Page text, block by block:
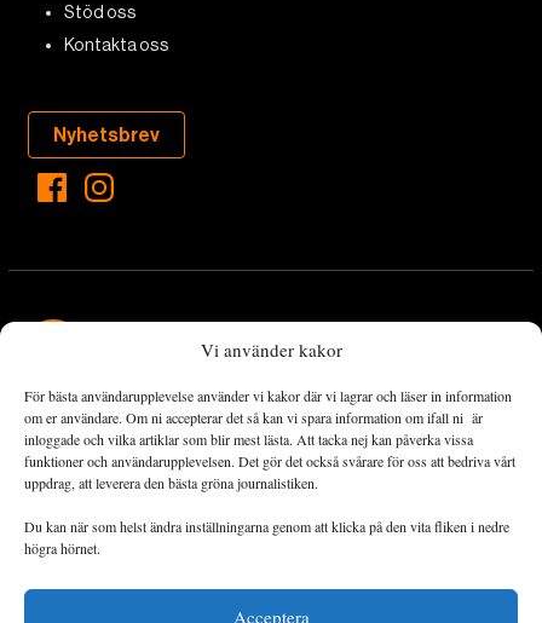
Vi använder kakor
För bästa användarupplevelse använder vi kakor där vi lagrar och läser in information
om er användare. Om ni accepterar det så kan vi spara information om ifall ni är
inloggade och vilka artiklar som blir mest lästa. Att tacka nej kan påverka vissa
funktioner och användarupplevelsen. Det gör det också svårare för oss att bedriva vårt
uppdrag, att leverera den bästa gröna journalistiken.
Du kan när som helst ändra inställningarna genom att klicka på den vita fliken i nedre
högra hörnet.
Acceptera
Stöd oss
Kontakta oss
Nyhetsbrev
Landets Fria Tidning är en nyhetstidning med bred bevakning av
det viktigaste som händer lokalt och globalt och med fokus på
omställningsrörelsen. En omställning till ett hållbart samhälle går
både via starka och lika rättigheter för alla människor, minskade
ekonomiska och sociala klyftor, samt utrymme för allt levande att
utvecklas och frodas.